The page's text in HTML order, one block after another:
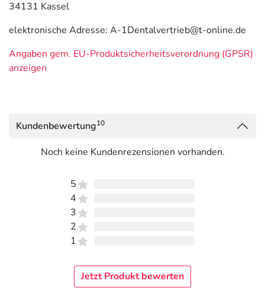
34131 Kassel
elektronische Adresse: A-1Dentalvertrieb@t-online.de
Angaben gem. EU-Produktsicherheitsverordnung (GPSR)
anzeigen
Kundenbewertung10
Noch keine Kundenrezensionen vorhanden.
5
4
3
2
1
Jetzt Produkt bewerten